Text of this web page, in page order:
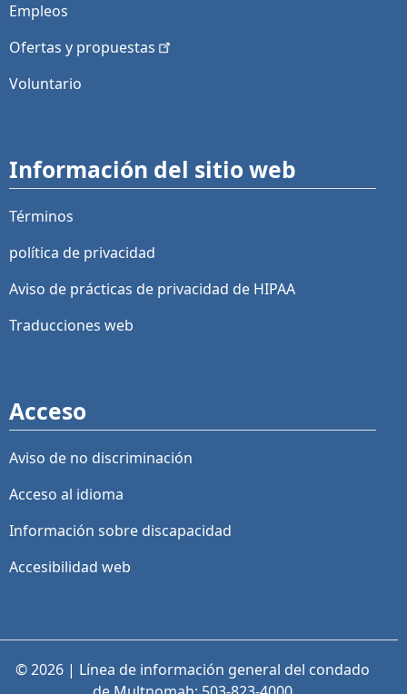
Empleos
Ofertas y propuestas
Voluntario
Información del sitio web
Términos
política de privacidad
Aviso de prácticas de privacidad de HIPAA
Traducciones web
Acceso
Aviso de no discriminación
Acceso al idioma
Información sobre discapacidad
Accesibilidad web
© 2026 | Línea de información general del condado